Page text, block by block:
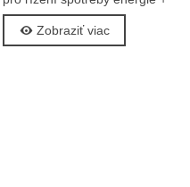
licence
Zobraziť viac